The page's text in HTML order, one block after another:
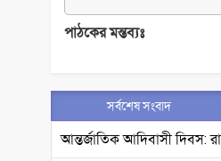
পাঠকের মন্তব্যঃ
সর্বশেষ সংবাদ
আন্তর্জাতিক আদিবাসী দিবস: